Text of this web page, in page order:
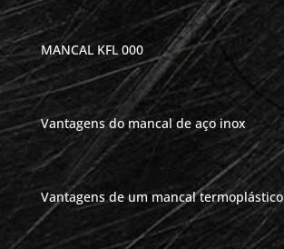
MANCAL KFL 000
Vantagens do mancal de aço inox
Vantagens de um mancal termoplástico